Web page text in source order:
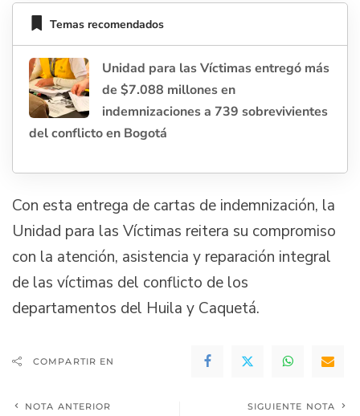
Temas recomendados
Unidad para las Víctimas entregó más
de $7.088 millones en
indemnizaciones a 739 sobrevivientes
del conflicto en Bogotá
Con esta entrega de cartas de indemnización, la
Unidad para las Víctimas reitera su compromiso
con la atención, asistencia y reparación integral
de las víctimas del conflicto de los
departamentos del Huila y Caquetá.
COMPARTIR EN
NOTA ANTERIOR SIGUIENTE NOTA